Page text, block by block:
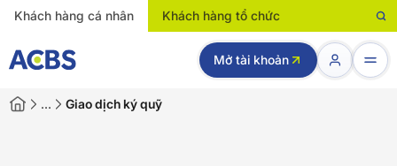
Khách hàng cá nhân Khách hàng tổ chức
Mở tài khoản
… Giao dịch ký quỹ